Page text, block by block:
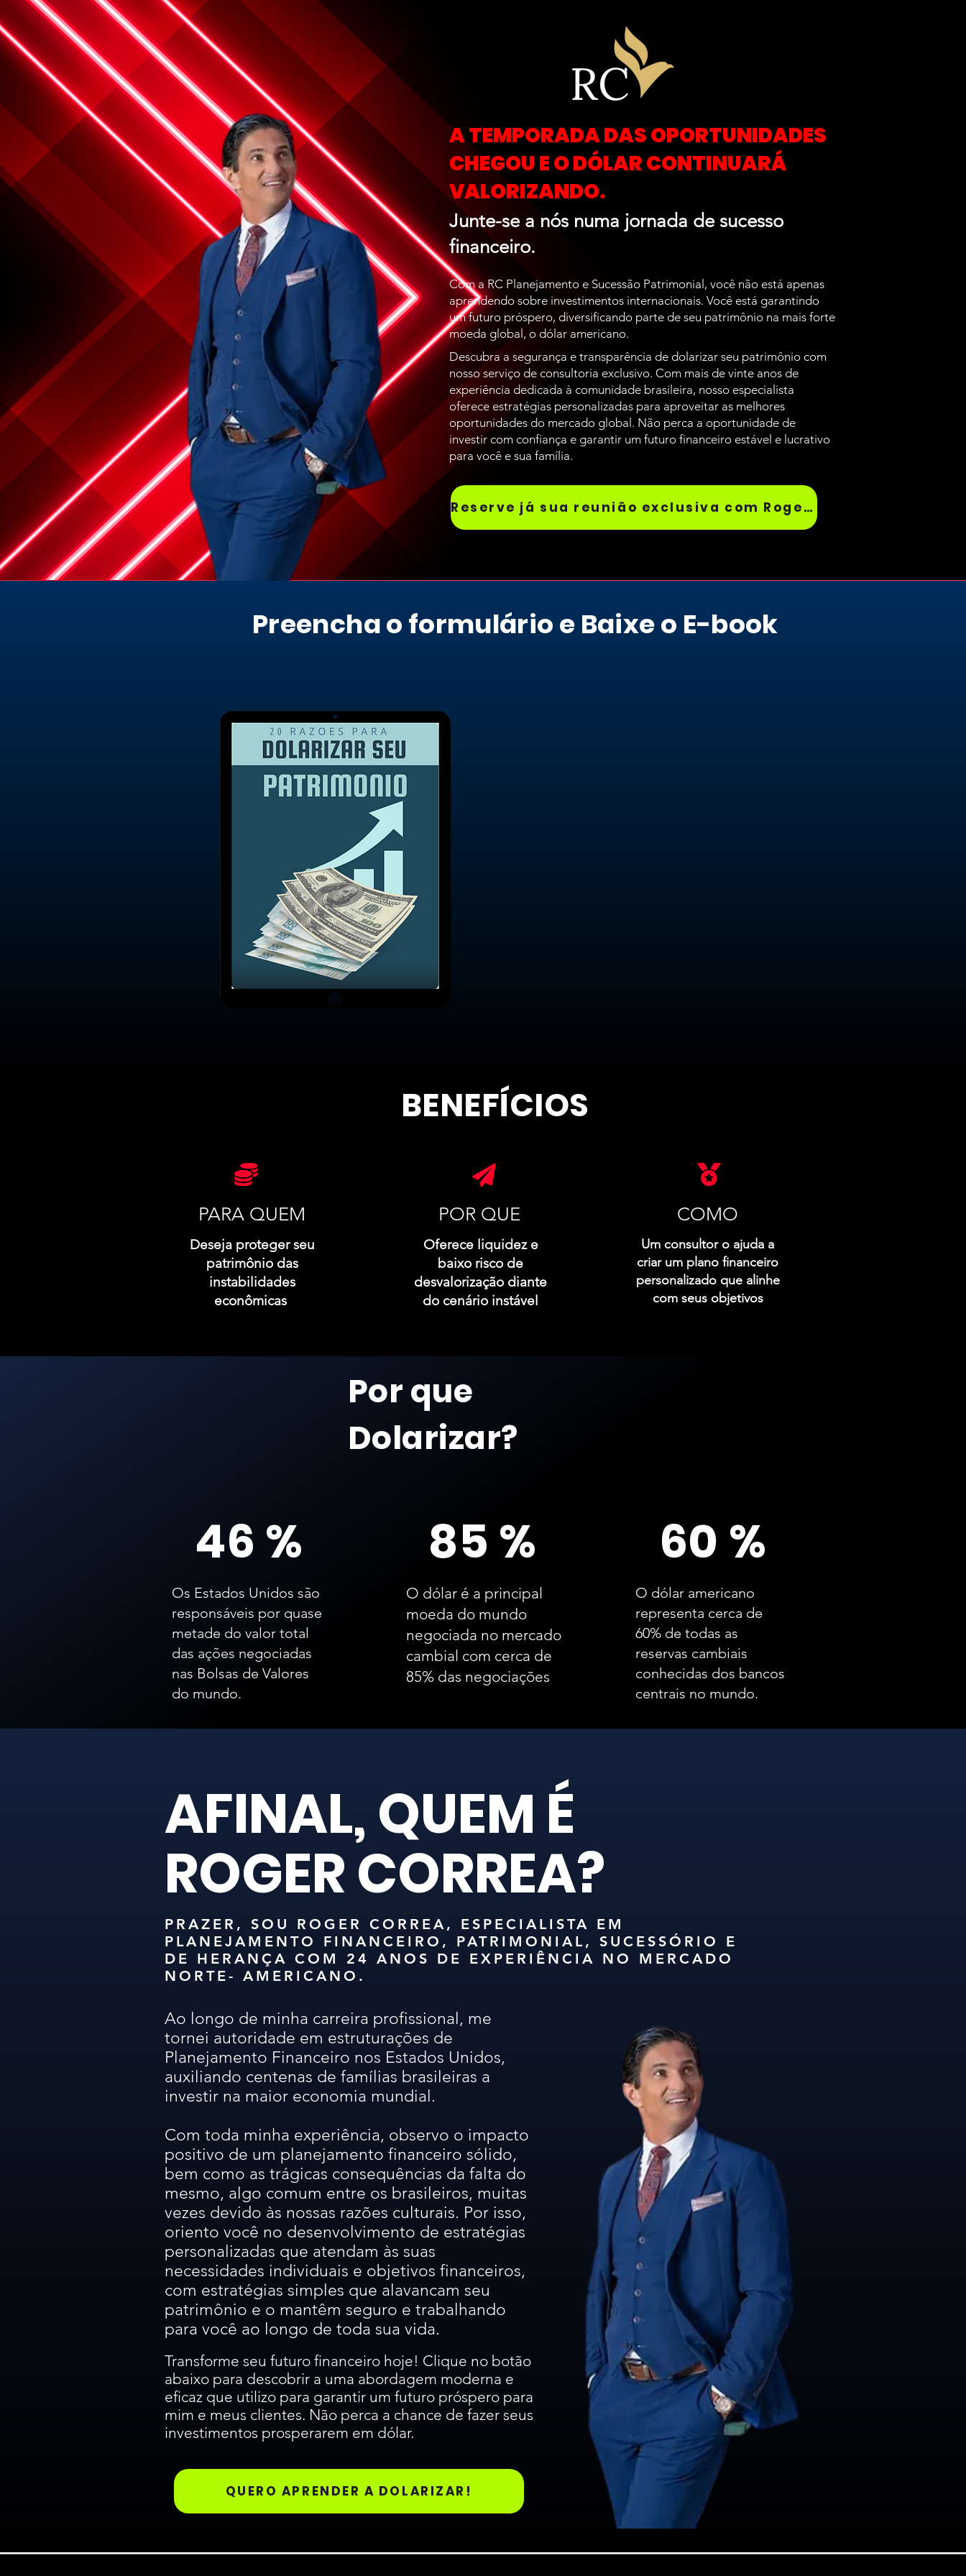
A TEMPORADA DAS OPORTUNIDADES
CHEGOU E O DÓLAR CONTINUARÁ
VALORIZANDO.
Junte-se a nós numa jornada de sucesso
financeiro.
Com a RC Planejamento e Sucessão Patrimonial, você não está apenas
aprendendo sobre investimentos internacionais. Você está garantindo
um futuro próspero, diversificando parte de seu patrimônio na mais forte
moeda global, o dólar americano.
Descubra a segurança e transparência de dolarizar seu patrimônio com
nosso serviço de consultoria exclusivo. Com mais de vinte anos de
experiência dedicada à comunidade brasileira, nosso especialista
oferece estratégias personalizadas para aproveitar as melhores
oportunidades do mercado global. Não perca a oportunidade de
investir com confiança e garantir um futuro financeiro estável e lucrativo
para você e sua família.
Reserve já sua reunião exclusiva com Roger!
Preencha o formulário e Baixe o E-book
BENEFÍCIOS
PARA QUEM
Deseja proteger seu
patrimônio das
instabilidades
econômicas
Oferece liquidez e
baixo risco de
desvalorização diante
do cenário instável
POR QUE
Um consultor o ajuda a
criar um plano financeiro
personalizado que alinhe
com seus objetivos
COMO
Por que
Dolarizar?
46 %
Os Estados Unidos são
responsáveis por quase
metade do valor total
das ações negociadas
nas Bolsas de Valores
do mundo.
85 %
O dólar é a principal
moeda do mundo
negociada no mercado
cambial com cerca de
85% das negociações
60 %
O dólar americano
representa cerca de
60% de todas as
reservas cambiais
conhecidas dos bancos
centrais no mundo.
AFINAL, QUEM É
ROGER CORREA?
PRAZER, SOU ROGER CORREA, ESPECIALISTA EM
PLANEJAMENTO FINANCEIRO, PATRIMONIAL, SUCESSÓRIO E
DE HERANÇA COM 24 ANOS DE EXPERIÊNCIA NO MERCADO
NORTE- AMERICANO.
Ao longo de minha carreira profissional, me
tornei autoridade em estruturações de
Planejamento Financeiro nos Estados Unidos,
auxiliando centenas de famílias brasileiras a
investir na maior economia mundial.
Com toda minha experiência, observo o impacto
positivo de um planejamento financeiro sólido,
bem como as trágicas consequências da falta do
mesmo, algo comum entre os brasileiros, muitas
vezes devido às nossas razões culturais. Por isso,
oriento você no desenvolvimento de estratégias
personalizadas que atendam às suas
necessidades individuais e objetivos financeiros,
com estratégias simples que alavancam seu
patrimônio e o mantêm seguro e trabalhando
para você ao longo de toda sua vida.
Transforme seu futuro financeiro hoje! Clique no botão
abaixo para descobrir a uma abordagem moderna e
eficaz que utilizo para garantir um futuro próspero para
mim e meus clientes. Não perca a chance de fazer seus
investimentos prosperarem em dólar.
QUERO APRENDER A DOLARIZAR!